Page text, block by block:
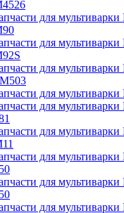
для
для
для
для
для
для
для
для
для